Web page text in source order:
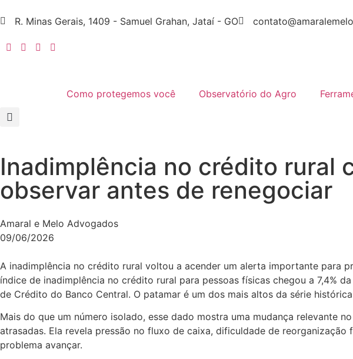
R. Minas Gerais, 1409 - Samuel Grahan, Jataí - GO
Como protegemos você Observatório do Agro
Inadimplência no crédito rural
observar antes de renegociar
Amaral e Melo Advogados
09/06/2026
A inadimplência no crédito rural voltou a acender um alerta importante para
índice de inadimplência no crédito rural para pessoas físicas chegou a 7,4%
de Crédito do Banco Central. O patamar é um dos mais altos da série
Mais do que um número isolado, esse dado mostra uma mudança relevante
atrasadas. Ela revela pressão no fluxo de caixa, dificuldade de
problema avançar.